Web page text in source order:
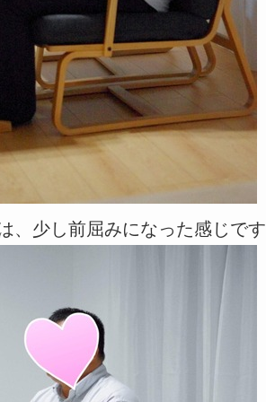
、少し前屈みになった感じで